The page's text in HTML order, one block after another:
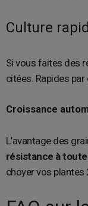
Culture
Si vous faites des
citées. Rapides
Croissance
L’avantage des
résistance à
choyer vos plantes